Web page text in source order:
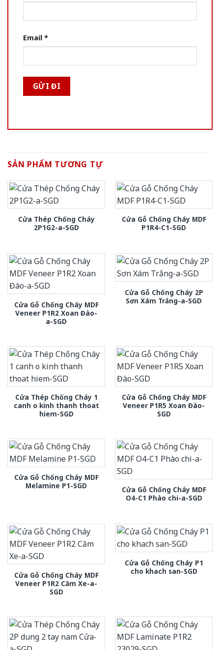
Email *
SẢN PHẨM TƯƠNG TỰ
Cửa Thép Chống Cháy
2P1G2-a-SGD
Cửa Gỗ Chống Cháy MDF
P1R4-C1-SGD
Cửa Gỗ Chống Cháy MDF
Veneer P1R2 Xoan Đào-
a-SGD
Cửa Gỗ Chống Cháy 2P
Sơn Xám Trắng-a-SGD
Cửa Thép Chống Cháy 1
canh o kinh thanh thoat
hiem-SGD
Cửa Gỗ Chống Cháy MDF
Veneer P1R5 Xoan Đào-
SGD
Cửa Gỗ Chống Cháy MDF
Melamine P1-SGD
Cửa Gỗ Chống Cháy MDF
O4-C1 Phào chi-a-SGD
Cửa Gỗ Chống Cháy MDF
Veneer P1R2 Căm Xe-a-
SGD
Cửa Gỗ Chống Cháy P1
cho khach san-SGD